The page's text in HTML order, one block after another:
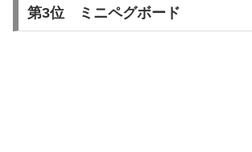
第3位 ミニペグボード